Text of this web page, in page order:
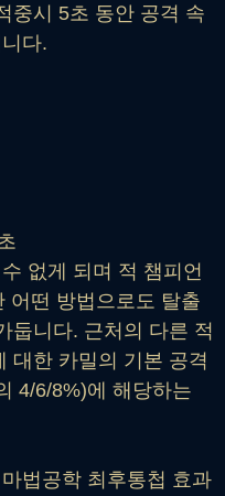
중시 5초 동안 공격 속
다.
없게 되며 적 챔피언
어떤 방법으로도 탈출
둡니다. 근처의 다른 적
대한 카밀의 기본 공격
4/6/8%)에 해당하는
법공학 최후통첩 효과